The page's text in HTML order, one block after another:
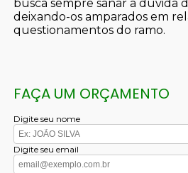
busca sempre sanar a dúvida
deixando-os amparados em
questionamentos do ramo.
FAÇA UM ORÇAMENTO
Digite seu nome
Digite seu email